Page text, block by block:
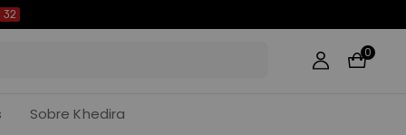
31
0
Sobre Khedira